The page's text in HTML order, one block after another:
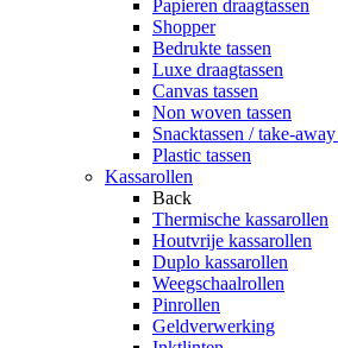
Papieren draagtassen
Shopper
Bedrukte tassen
Luxe draagtassen
Canvas tassen
Non woven tassen
Snacktassen / take-away
Plastic tassen
Kassarollen
Back
Thermische kassarollen
Houtvrije kassarollen
Duplo kassarollen
Weegschaalrollen
Pinrollen
Geldverwerking